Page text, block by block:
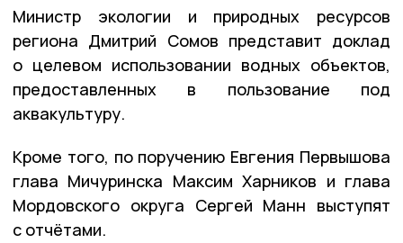
Министр экологии и природных ресурсов
региона Дмитрий Сомов представит доклад
о целевом использовании водных объектов,
предоставленных в пользование под
аквакультуру.
Кроме того, по поручению Евгения Первышова
глава Мичуринска Максим Харников и глава
Мордовского округа Сергей Манн выступят
с отчётами.